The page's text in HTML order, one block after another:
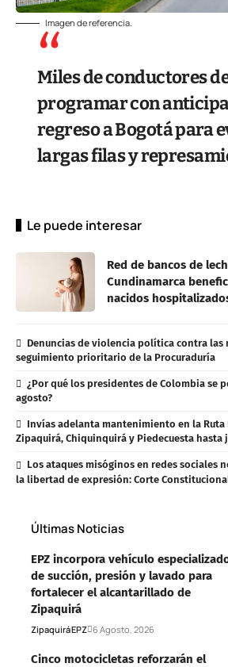
Imagen de referencia.
Miles de conductores
programar con
regreso a Bogotá para
largas filas y
Le puede interesar
Red de bancos de
Cundinamarca
nacidos
Denuncias de violencia política contra las
seguimiento prioritario de la Procuraduría
¿Por qué los presidentes de Colombia se
agosto?
Invías adelanta mantenimiento en la Ruta
Zipaquirá, Chiquinquirá y Piedecuesta hasta
Los ataques misóginos en redes sociales
la libertad de expresión: Corte
Últimas Noticias
EPZ incorpora vehículo
de succión, presión y lavado para
fortalecer el alcantarillado de
Zipaquirá
ZipaquiráEPZ 6 Agosto, 2026
Cinco motocicletas reforzarán el